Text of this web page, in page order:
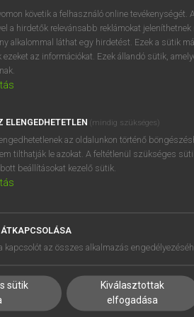
SÚGÓ
RÓLUNK
SÜTI BEÁLLÍTÁSOK
követik a felhasználó online tevékenységét.
a hirdetők relevánsabb reklámokat
alkalommal láthat egy hirdetést. Ezek a sütik
ezeket az információkat. Ezek állandó sütik,
ELENGEDHETETLEN (mindig szükséges)
az oldalunkon történő
tilthatják le azokat. A feltétlenül szükséges
beállításokat kezelő sütik.
kapcsolót az összes alkalmazás
sütik
Kiválasztottak
elfogadása